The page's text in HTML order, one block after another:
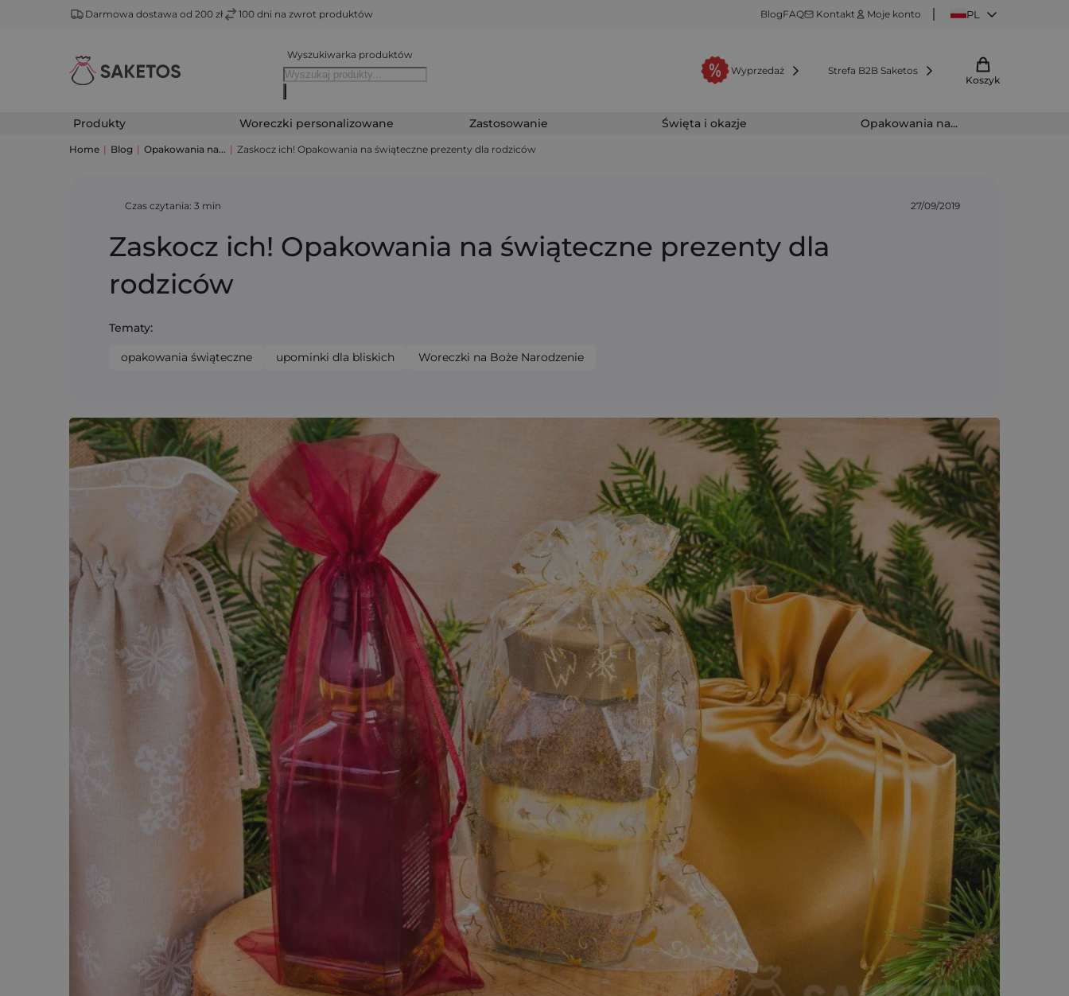
Darmowa dostawa od 200 zł 100 dni na zwrot produktów BlogFAQ Kontakt Moje konto PL
Wyszukiwarka produktów
Wyprzedaż
Strefa B2B Saketos
Koszyk
Produkty Woreczki personalizowane Zastosowanie Święta i okazje Opakowania na...
Home | Blog | Opakowania na... | Zaskocz ich! Opakowania na świąteczne prezenty dla rodziców
Czas czytania: 3 min 27/09/2019
Zaskocz ich! Opakowania na świąteczne prezenty dla
rodziców
Tematy:
opakowania świąteczne upominki dla bliskich Woreczki na Boże Narodzenie